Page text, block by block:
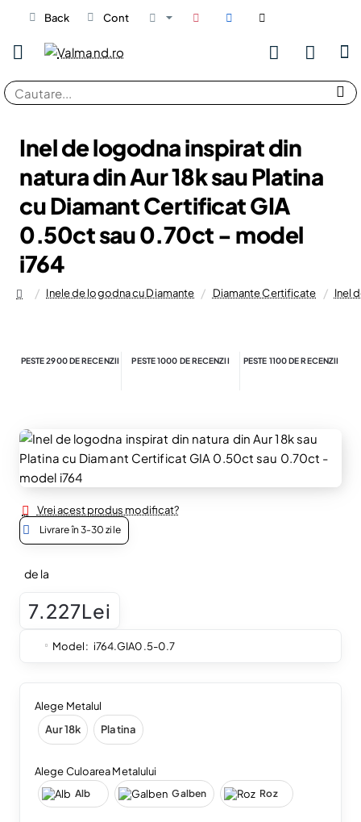
Back Cont
Cautare...
Inel de logodna inspirat din
natura din Aur 18k sau Platina
cu Diamant Certificat GIA
0.50ct sau 0.70ct - model
i764
Inele de logodna cu Diamante Diamante Certificate Inel
PESTE 2900 DE RECENZII PESTE 1000 DE RECENZII PESTE 1100 DE RECENZII
Vrei acest produs modificat?
Livrare în 3-30 zile
de la
7.227Lei
Model: i764.GIA0.5-0.7
Alege Metalul
Aur 18k
Platina
Alege Culoarea Metalului
Alb Galben Roz